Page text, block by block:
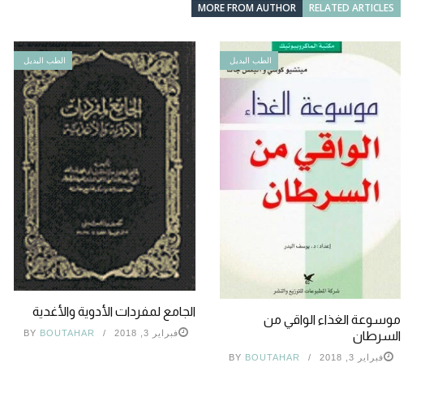
RELATED ARTICLES
MORE FROM AUTHOR
الطب البديل
الجامع لمفردات الأدوية والأغدية
فبراير 3, 2018 BY BOUTAHAR
الطب البديل
موسوعة الغذاء الواقي من
السرطان
فبراير 3, 2018 BY BOUTAHAR